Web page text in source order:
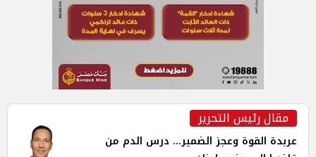
مقال رئيس التحرير
عربدة القوة وعجز الضمير... درس الدم من